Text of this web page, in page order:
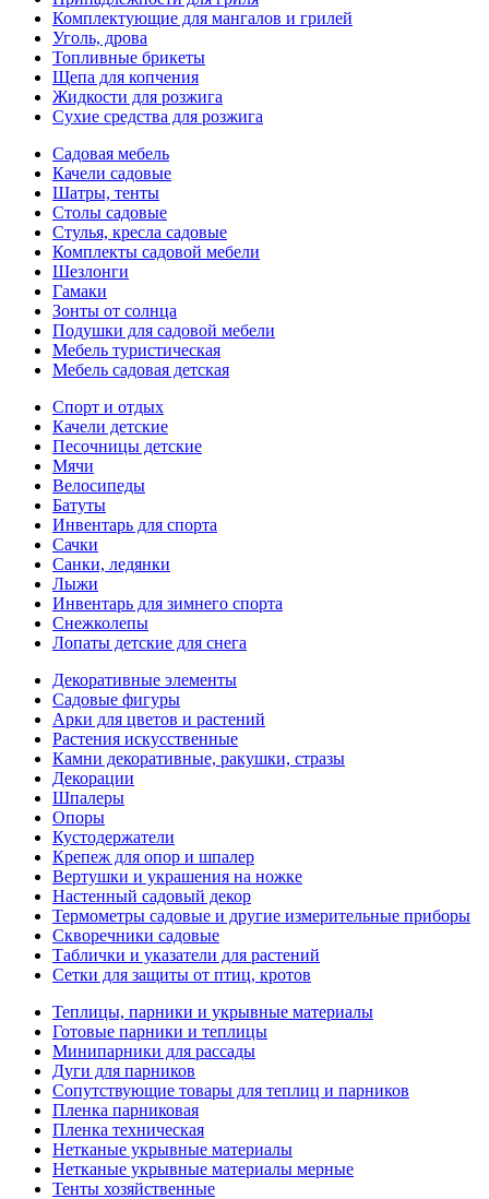
Комплектующие для мангалов и грилей
Уголь, дрова
Топливные брикеты
Щепа для копчения
Жидкости для розжига
Сухие средства для розжига
Садовая мебель
Качели садовые
Шатры, тенты
Столы садовые
Стулья, кресла садовые
Комплекты садовой мебели
Шезлонги
Гамаки
Зонты от солнца
Подушки для садовой мебели
Мебель туристическая
Мебель садовая детская
Спорт и отдых
Качели детские
Песочницы детские
Мячи
Велосипеды
Батуты
Инвентарь для спорта
Сачки
Санки, ледянки
Лыжи
Инвентарь для зимнего спорта
Снежколепы
Лопаты детские для снега
Декоративные элементы
Садовые фигуры
Арки для цветов и растений
Растения искусственные
Камни декоративные, ракушки, стразы
Декорации
Шпалеры
Опоры
Кустодержатели
Крепеж для опор и шпалер
Вертушки и украшения на ножке
Настенный садовый декор
Термометры садовые и другие измерительные приборы
Скворечники садовые
Таблички и указатели для растений
Сетки для защиты от птиц, кротов
Теплицы, парники и укрывные материалы
Готовые парники и теплицы
Минипарники для рассады
Дуги для парников
Сопутствующие товары для теплиц и парников
Пленка парниковая
Пленка техническая
Нетканые укрывные материалы
Нетканые укрывные материалы мерные
Тенты хозяйственные